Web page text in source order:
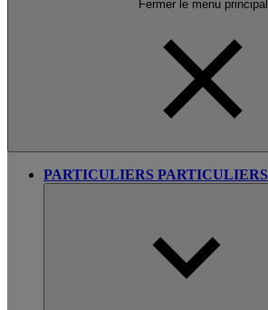
Fermer le menu principal
PARTICULIERS PARTICULIERS